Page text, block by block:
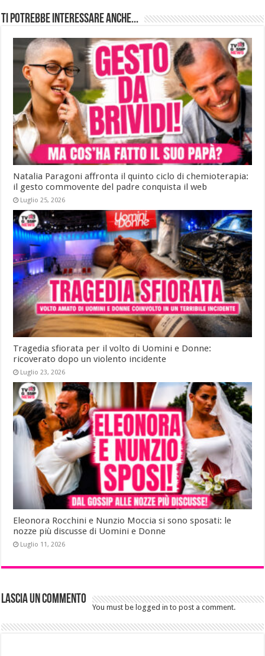
Ti potrebbe interessare anche...
Natalia Paragoni affronta il quinto ciclo di chemioterapia:
il gesto commovente del padre conquista il web
Luglio 25, 2026
Tragedia sfiorata per il volto di Uomini e Donne:
ricoverato dopo un violento incidente
Luglio 23, 2026
Eleonora Rocchini e Nunzio Moccia si sono sposati: le
nozze più discusse di Uomini e Donne
Luglio 11, 2026
Lascia un commento
You must be logged in to post a comment.